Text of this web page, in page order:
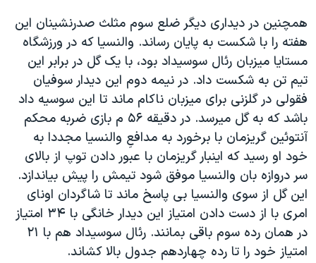
همچنین در دیداری دیگر ضلع سوم مثلث صدرنشینان این
هفته را با شکست به پایان رساند. والنسیا که در ورزشگاه
مستایا میزبان رئال سوسیداد بود، با یک گل در برابر این
تیم تن به شکست داد. در نیمه دوم این دیدار سوفیان
فقولی در گلزنی برای میزبان ناکام ماند تا این سوسیه داد
باشد که به گل میرسد. در دقیقه ۵۶ م بازی ضربه محکم
آنتوئین گریزمان با برخورد به مدافعِ والنسیا مجددا به
خود او رسید که اینبار گریزمان با عبور دادن توپ از بالای
سر دروازه بان والنسیا موفق شود تیمش را پیش بیاندازد.
این گل از سوی والنسیا بی پاسخ ماند تا شاگردان اونای
امری با از دست دادن امتیاز این دیدار خانگی با ۳۴ امتیاز
در همان رده سوم باقی بمانند. رئال سوسیداد هم با ۲۱
امتیاز خود را تا رده چهاردهم جدول بالا کشاند.